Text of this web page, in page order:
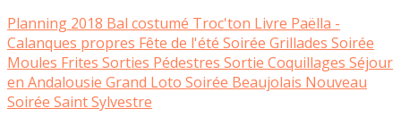
Planning 2018 Bal costumé Troc'ton Livre Paëlla -
Calanques propres Fête de l'été Soirée Grillades Soirée
Moules Frites Sorties Pédestres Sortie Coquillages Séjour
en Andalousie Grand Loto Soirée Beaujolais Nouveau
Soirée Saint Sylvestre